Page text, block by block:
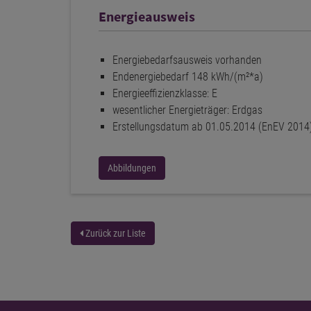
Energieausweis
Energiebedarfsausweis vorhanden
Endenergiebedarf 148 kWh/(m²*a)
Energieeffizienzklasse: E
wesentlicher Energieträger: Erdgas
Erstellungsdatum ab 01.05.2014 (EnEV
Abbildungen
Zurück zur Liste